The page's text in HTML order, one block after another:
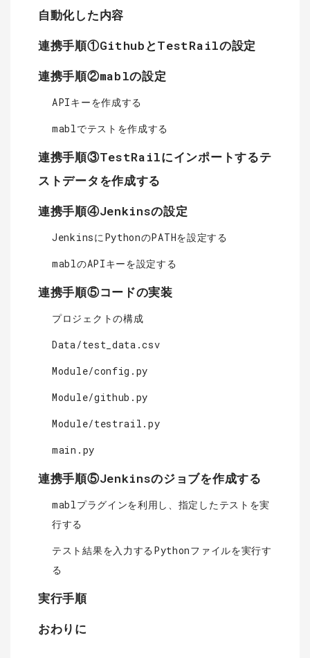
自動化した内容
連携手順①GithubとTestRailの設定
連携手順②mablの設定
APIキーを作成する
mablでテストを作成する
連携手順③TestRailにインポートするテ
ストデータを作成する
連携手順④Jenkinsの設定
JenkinsにPythonのPATHを設定する
mablのAPIキーを設定する
連携手順⑤コードの実装
プロジェクトの構成
Data/test_data.csv
Module/config.py
Module/github.py
Module/testrail.py
main.py
連携手順⑤Jenkinsのジョブを作成する
mablプラグインを利用し、指定したテストを実
行する
テスト結果を入力するPythonファイルを実行す
る
実行手順
おわりに